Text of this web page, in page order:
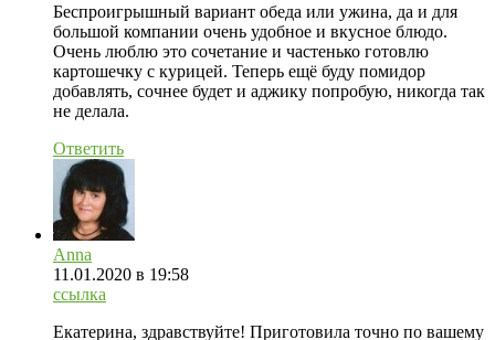
Беспроигрышный вариант обеда или ужина, да и для
большой компании очень удобное и вкусное блюдо.
Очень люблю это сочетание и частенько готовлю
картошечку с курицей. Теперь ещё буду помидор
добавлять, сочнее будет и аджику попробую, никогда так
не делала.
Ответить
Anna
11.01.2020 в 19:58
ссылка
Екатерина, здравствуйте! Приготовила точно по вашему